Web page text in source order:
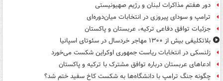
دور هفتم مذاکرات لبنان و رژیم صهیونیستی
ترامپ و سودای پیروزی در انتخابات میان‌دوره‌ای
جزئیات توافق دفاعی ترکیه، عربستان و پاکستان
بلاتکلیفی بیش از ۱۳۰۰ مهاجر خردسال در سئوتای اسپانیا
زلنسکی در انتخابات ریاست جمهوری اوکراین شکست می‌خورد
ادعاهای عربستان درباره توافق مشترک با ترکیه و پاکستان
چگونه جنگ ترامپ با دانشگاه‌ها به شکست کاخ سفید ختم شد؟